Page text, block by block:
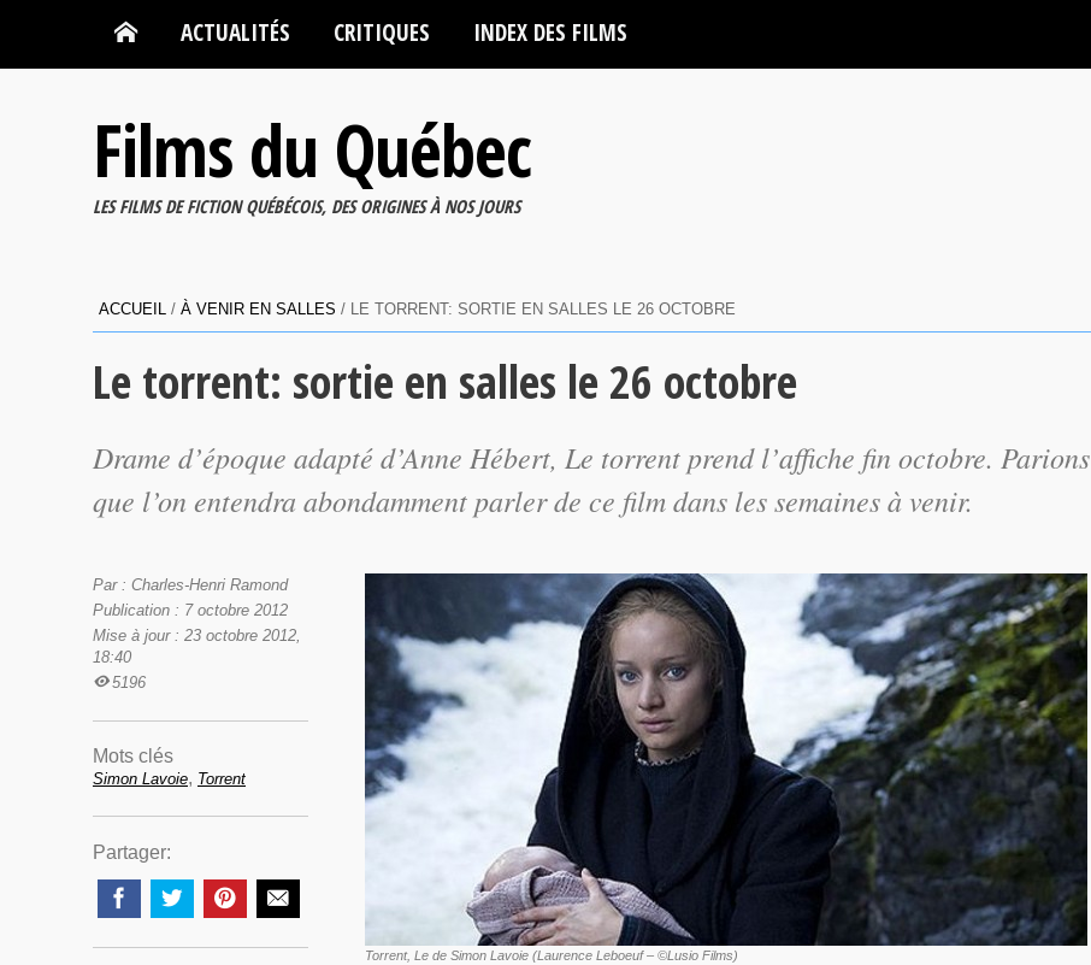
ACTUALITÉS CRITIQUES INDEX DES FILMS
Films du Québec
LES FILMS DE FICTION QUÉBÉCOIS, DES ORIGINES À NOS JOURS
ACCUEIL / À VENIR EN SALLES / LE TORRENT: SORTIE EN SALLES LE 26 OCTOBRE
Le torrent: sortie en salles le 26 octobre
Drame d’époque adapté d’Anne Hébert, Le torrent prend l’affiche fin octobre. Parions
que l’on entendra abondamment parler de ce film dans les semaines à venir.
Torrent, Le de Simon Lavoie (Laurence Leboeuf – ©Lusio Films)
Par : Charles-Henri Ramond
Publication : 7 octobre 2012
Mise à jour : 23 octobre 2012,
18:40
5196
Mots clés
Simon Lavoie, Torrent
Partager: